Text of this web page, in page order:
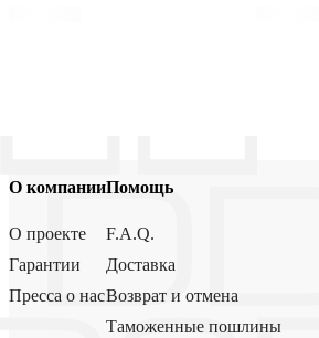
О компании
О проекте
Гарантии
Пресса о нас
Помощь
F.A.Q.
Доставка
Возврат и отмена
Таможенные пошлины